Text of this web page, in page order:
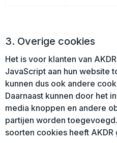
3. Overige cookies
Het is voor klanten van
JavaScript aan hun website
kunnen dus ook andere
Daarnaast kunnen door het
media knoppen en andere
partijen worden
soorten cookies heeft AKDR